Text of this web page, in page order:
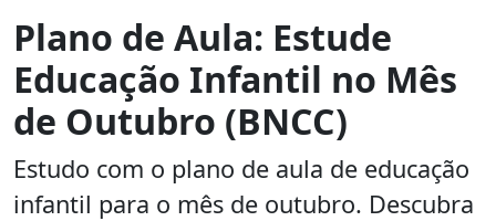
Plano de Aula: Estude
Educação Infantil no Mês
de Outubro (BNCC)
Estudo com o plano de aula de educação
infantil para o mês de outubro. Descubra